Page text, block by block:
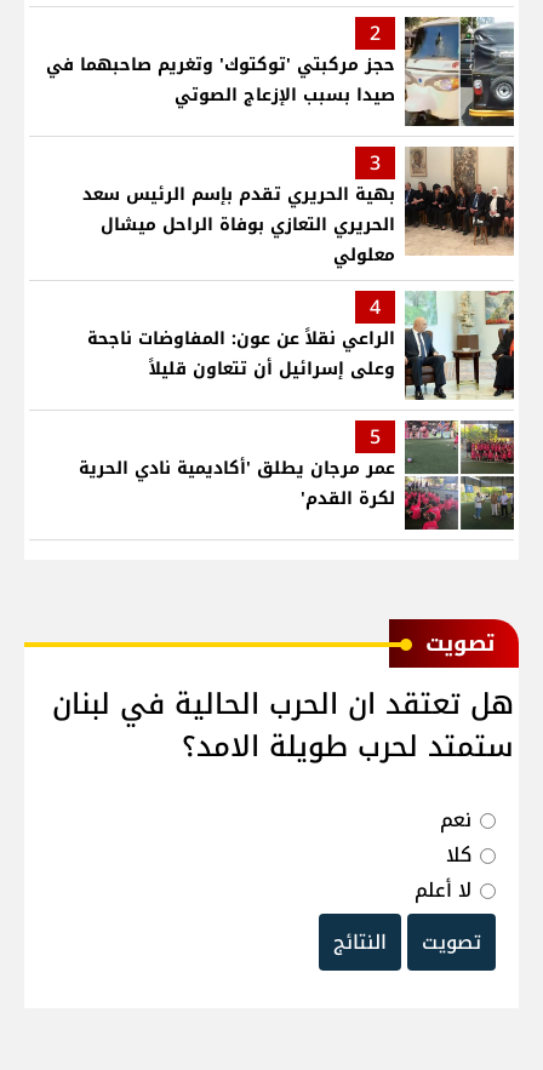
2
حجز مركبتي 'توكتوك' وتغريم صاحبهما في
صيدا بسبب الإزعاج الصوتي
3
بهية الحريري تقدم بإسم الرئيس سعد
الحريري التعازي بوفاة الراحل ميشال
معلولي
4
الراعي نقلاً عن عون: المفاوضات ناجحة
وعلى إسرائيل أن تتعاون قليلاً
5
عمر مرجان يطلق 'أكاديمية نادي الحرية
لكرة القدم'
ﺗﺼﻮﻳﺖ
هل تعتقد ان الحرب الحالية في لبنان
ستمتد لحرب طويلة الامد؟
نعم
كلا
لا أعلم
تصويت
النتائج